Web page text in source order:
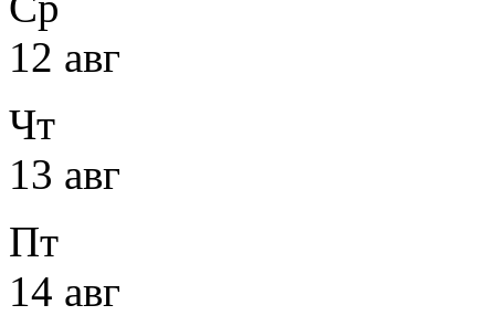
12 авг
Чт
13 авг
Пт
14 авг